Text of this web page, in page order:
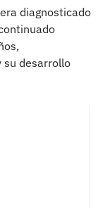
diagnosticado
su desarrollo